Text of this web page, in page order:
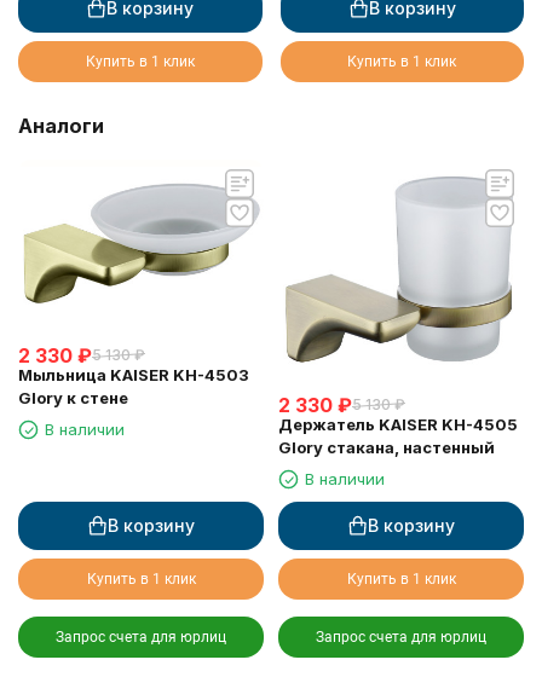
В корзину
Купить в 1 клик
В корзину
Купить в 1 клик
Аналоги
2 330 ₽5 130 ₽
Мыльница KAISER KH-4503
Glory к стене
В наличии
В корзину
Купить в 1 клик
Запрос счета для юрлиц
2 330 ₽5 130 ₽
Держатель KAISER KH-4505
Glory стакана, настенный
В наличии
В корзину
Купить в 1 клик
Запрос счета для юрлиц